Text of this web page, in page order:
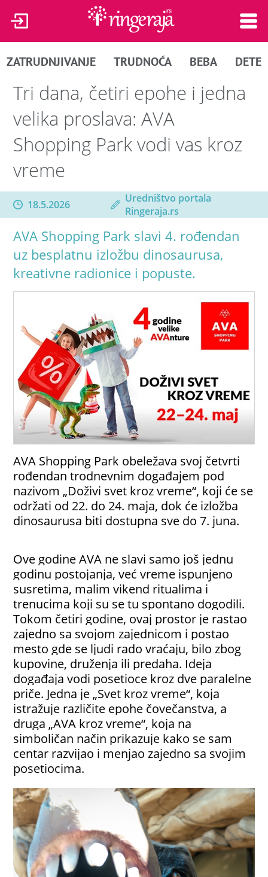
ZATRUDNJIVANJE TRUDNOĆA BEBA DETE
Tri dana, četiri epohe i jedna
velika proslava: AVA
Shopping Park vodi vas kroz
vreme
18.5.2026
Uredništvo portala
Ringeraja.rs
AVA Shopping Park slavi 4. rođendan
uz besplatnu izložbu dinosaurusa,
kreativne radionice i popuste.
AVA Shopping Park obeležava svoj četvrti
rođendan trodnevnim događajem pod
nazivom „Doživi svet kroz vreme“, koji će se
održati od 22. do 24. maja, dok će izložba
dinosaurusa biti dostupna sve do 7. juna.
Ove godine AVA ne slavi samo još jednu
godinu postojanja, već vreme ispunjeno
susretima, malim vikend ritualima i
trenucima koji su se tu spontano dogodili.
Tokom četiri godine, ovaj prostor je rastao
zajedno sa svojom zajednicom i postao
mesto gde se ljudi rado vraćaju, bilo zbog
kupovine, druženja ili predaha. Ideja
događaja vodi posetioce kroz dve paralelne
priče. Jedna je „Svet kroz vreme“, koja
istražuje različite epohe čovečanstva, a
druga „AVA kroz vreme“, koja na
simboličan način prikazuje kako se sam
centar razvijao i menjao zajedno sa svojim
posetiocima.